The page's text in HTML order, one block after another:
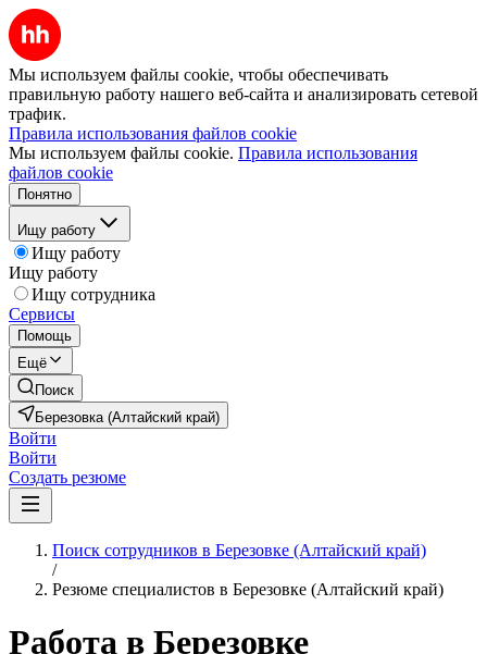
Мы используем файлы cookie, чтобы обеспечивать
правильную работу нашего веб-сайта и анализировать сетевой
трафик.
Правила использования файлов cookie
Мы используем файлы cookie. Правила использования
файлов cookie
Понятно
Ищу работу
Ищу работу
Ищу работу
Ищу сотрудника
Сервисы
Помощь
Ещё
Поиск
Березовка (Алтайский край)
Войти
Войти
Создать резюме
Поиск сотрудников в Березовке (Алтайский край)
/
Резюме специалистов в Березовке (Алтайский край)
Работа в Березовке